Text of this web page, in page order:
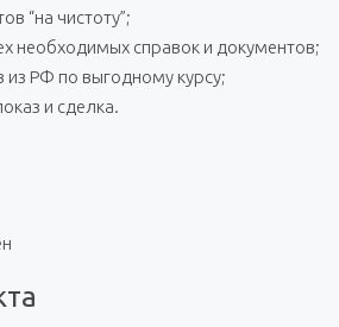
“на чистоту”;
необходимых справок и документов;
из РФ по выгодному курсу;
и сделка.